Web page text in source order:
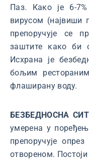
Паз. Како је 6-
вирусом (највиши
препоручује се
заштите како би
Исхрана је
бољим
флаширану воду.
БЕЗБЕДНОСНА
умерена у
препоручује
отвореном.